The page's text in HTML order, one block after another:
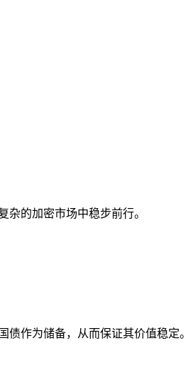
的加密市场中稳步前行。
作为储备，从而保证其价值稳定。